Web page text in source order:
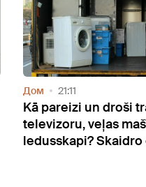
3 Фото
Дом 08:15
Pārdomāta izvēle:
iegādes ceļvedis